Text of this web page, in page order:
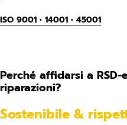
ISO 9001 • 14001 • 45001
Perché affidarsi a
riparazioni?
Sostenibile &